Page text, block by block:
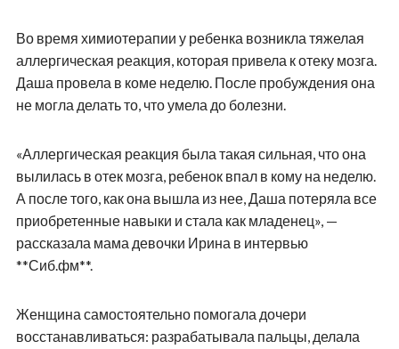
Во время химиотерапии у ребенка возникла тяжелая
аллергическая реакция, которая привела к отеку мозга.
Даша провела в коме неделю. После пробуждения она
не могла делать то, что умела до болезни.
«Аллергическая реакция была такая сильная, что она
вылилась в отек мозга, ребенок впал в кому на неделю.
А после того, как она вышла из нее, Даша потеряла все
приобретенные навыки и стала как младенец», —
рассказала мама девочки Ирина в интервью
**Сиб.фм**.
Женщина самостоятельно помогала дочери
восстанавливаться: разрабатывала пальцы, делала